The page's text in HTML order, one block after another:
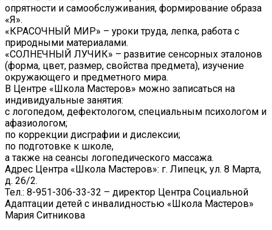
опрятности и самообслуживания, формирование образа
«Я».
«КРАСОЧНЫЙ МИР» – уроки труда, лепка, работа с
природными материалами.
«СОЛНЕЧНЫЙ ЛУЧИК» – развитие сенсорных эталонов
(форма, цвет, размер, свойства предмета), изучение
окружающего и предметного мира.
В Центре «Школа Мастеров» можно записаться на
индивидуальные занятия:
с логопедом, дефектологом, специальным психологом и
афазиологом;
по коррекции дисграфии и дислексии;
по подготовке к школе,
а также на сеансы логопедического массажа.
Адрес Центра «Школа Мастеров»: г. Липецк, ул. 8 Марта,
д. 26/2.
Тел.: 8-951-306-33-32 – директор Центра Социальной
Адаптации детей с инвалидностью «Школа Мастеров»
Мария Ситникова